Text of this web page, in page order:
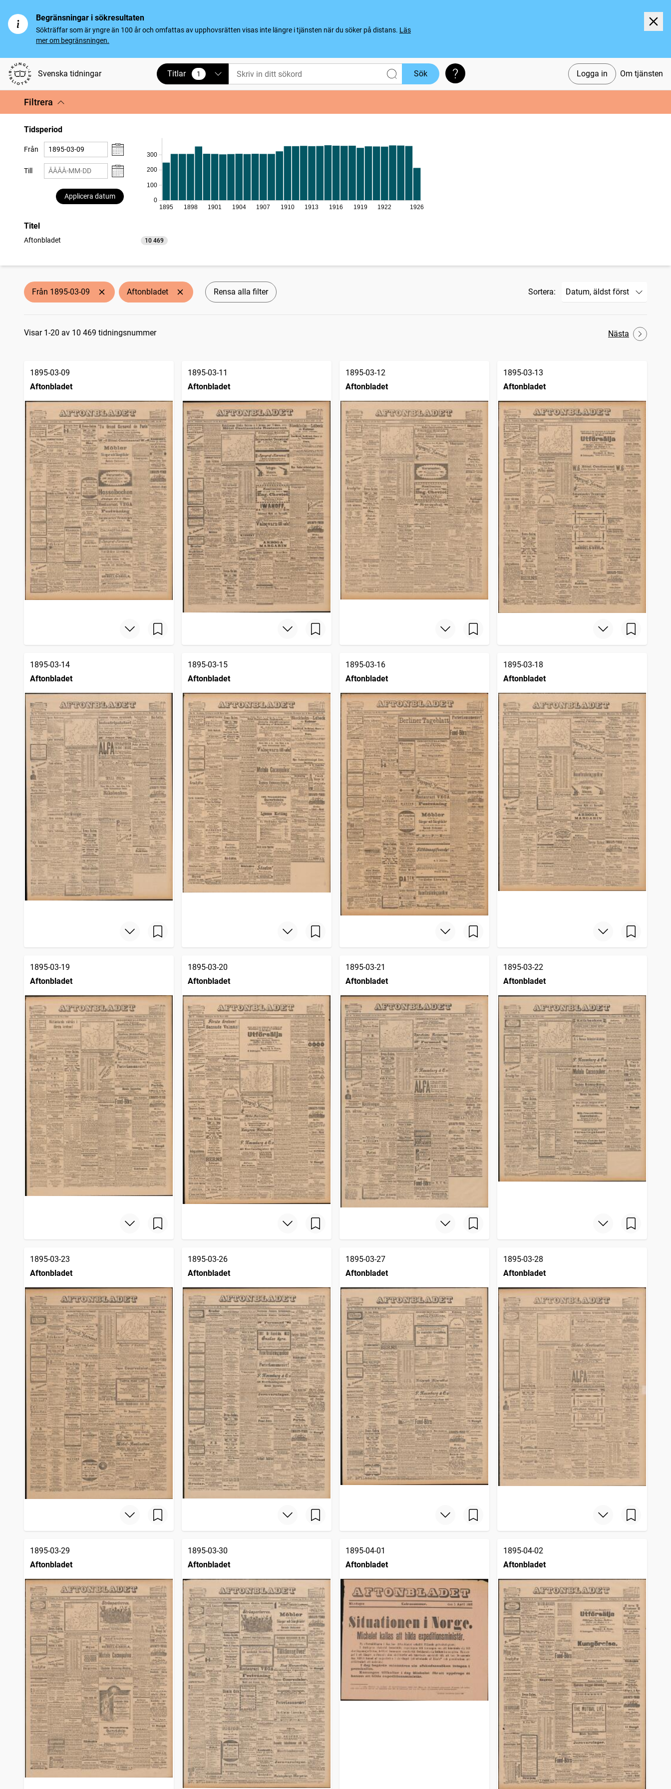
Begränsningar i sökresultaten
Sökträffar som är yngre än 100 år och omfattas av upphovsrätten visas inte längre i tjänsten när du söker på distans. Läs
mer om begränsningen.
Svenska tidningar Logga in Om tjänsten
Titlar 1
vald Sök Söktips
Filtrera
Tidsperiod
Från
Till
Applicera datum
0
100
200
300
1895 1898 1901 1904 1907 1910 1913 1916 1919 1922 1926
Titel
Aftonbladet 10 469
träffar
Från 1895-03-09 Aftonbladet Rensa alla filter Sortera:
Sökresultat
Visar 1-20 av 10 469 tidningsnummer Nästa
1895-03-09
Aftonbladet
1895-03-11
Aftonbladet
1895-03-12
Aftonbladet
1895-03-13
Aftonbladet
1895-03-14
Aftonbladet
1895-03-15
Aftonbladet
1895-03-16
Aftonbladet
1895-03-18
Aftonbladet
1895-03-19
Aftonbladet
1895-03-20
Aftonbladet
1895-03-21
Aftonbladet
1895-03-22
Aftonbladet
1895-03-23
Aftonbladet
1895-03-26
Aftonbladet
1895-03-27
Aftonbladet
1895-03-28
Aftonbladet
1895-03-29
Aftonbladet
1895-03-30
Aftonbladet
1895-04-01
Aftonbladet
1895-04-02
Aftonbladet